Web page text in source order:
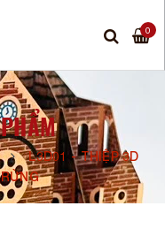
0
L3D01 - THIỆP 3D